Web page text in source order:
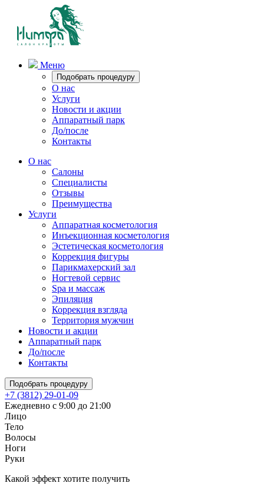
Меню
Подобрать процедуру
О нас
Услуги
Новости и акции
Аппаратный парк
До/после
Контакты
О нас
Салоны
Специалисты
Отзывы
Преимущества
Услуги
Аппаратная косметология
Инъекционная косметология
Эстетическая косметология
Коррекция фигуры
Парикмахерский зал
Ногтевой сервис
Spa и массаж
Эпиляция
Коррекция взгляда
Территория мужчин
Новости и акции
Аппаратный парк
До/после
Контакты
Подобрать процедуру
+7 (3812) 29-01-09
Ежедневно с 9:00 до 21:00
Лицо
Тело
Волосы
Ноги
Руки
Какой эффект хотите получить